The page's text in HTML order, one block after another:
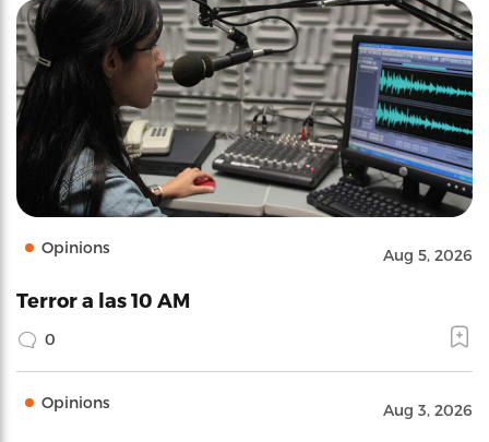
Opinions Aug 5, 2026
Terror a las 10 AM
0
Opinions Aug 3, 2026